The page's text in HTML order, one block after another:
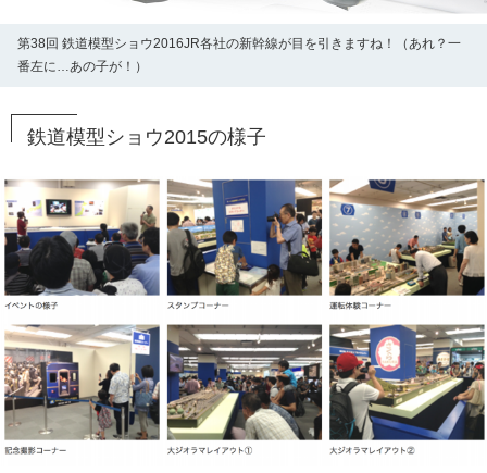
第38回 鉄道模型ショウ2016JR各社の新幹線が目を引きますね！（あれ？一
番左に…あの子が！）
鉄道模型ショウ2015の様子